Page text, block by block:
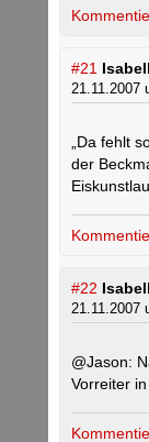
#21 Isabell
21.11.2007
„Da fehlt
der
#22 Isabell
21.11.2007
@Jason:
Vorreiter